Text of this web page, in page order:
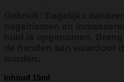
Inhoud 15ml